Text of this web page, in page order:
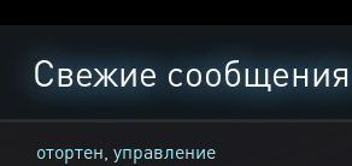
Свежие
отортен, управление